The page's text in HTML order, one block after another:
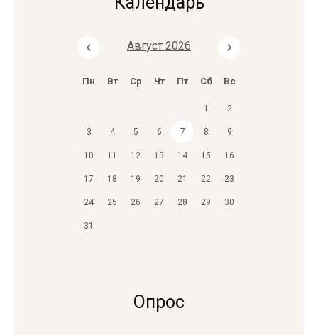
Август 2026
Пн Вт Ср Чт Пт Сб Вс
1 2
3 4 5 6 7 8 9
10 11 12 13 14 15 16
17 18 19 20 21 22 23
24 25 26 27 28 29 30
31
Опрос